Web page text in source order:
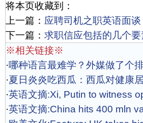
将本页收藏到：
上一篇： 应聘司机之职英语面谈
下一篇： 求职信应包括的几个要
※相关链接※
·哪种语言最难学？外媒做了个排
·夏日炎炎吃西瓜：西瓜对健康
·英语文摘:Xi, Putin to witness
·英语文摘:China hits 400 mln